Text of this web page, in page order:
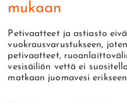
mukaan
Petivaatteet ja astiasto
vuokrausvarustukseen,
petivaatteet,
vesisäiliön vettä ei
matkaan juomavesi